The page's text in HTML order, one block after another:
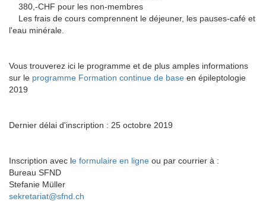
380,-CHF pour les non-membres
Les frais de cours comprennent le déjeuner, les pauses-café et
l'eau minérale.
Vous trouverez ici le programme et de plus amples informations
sur le programme Formation continue de base en épileptologie
2019
Dernier délai d'inscription : 25 octobre 2019
Inscription avec le formulaire en ligne ou par courrier à :
Bureau SFND
Stefanie Müller
sekretariat@sfnd.ch